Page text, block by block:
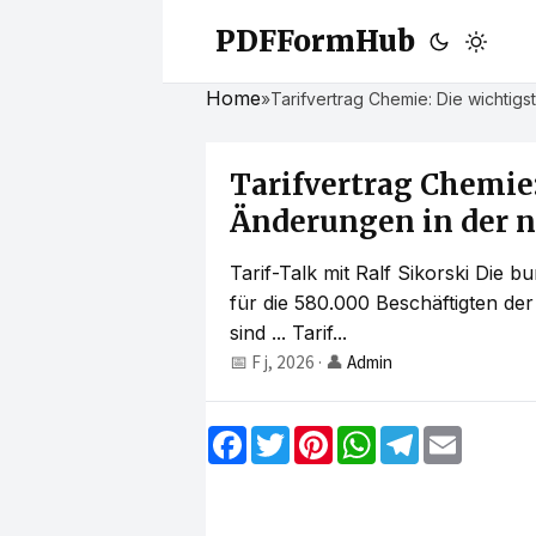
PDFFormHub
Home»Tarifvertrag Chemie: Die
Tarifvertrag
Änderungen in der
Tarif-Talk mit Ralf Sikorski Die
für die 580.000 Beschäftigten
sind ... Tarif...
📅 F j, 2026 · 👤 Admin
F
a
T
w
P
W
h
T
e